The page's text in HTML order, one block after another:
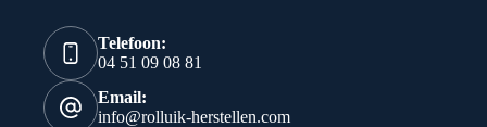
Telefoon:
04 51 09 08 81
Email:
info@rolluik-herstellen.com